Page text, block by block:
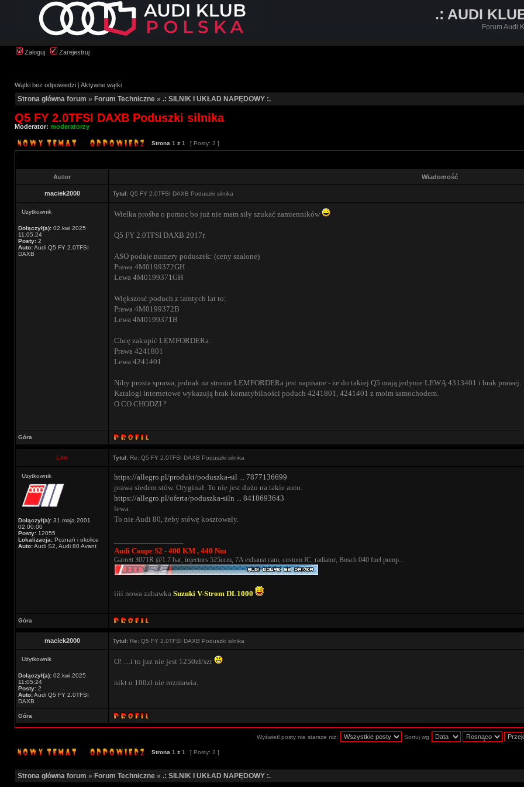
.: AUDI
Forum Audi
Zaloguj Zarejestruj
Wątki bez odpowiedzi | Aktywne wątki
Strona główna forum » Forum Techniczne » .: SILNIK I UKŁAD NAPĘDOWY :.
Q5 FY 2.0TFSI DAXB Poduszki silnika
Moderator: moderatorzy
Strona 1 z 1 [ Posty: 3 ]
Autor Wiadomość
maciek2000 Tytuł: Q5 FY 2.0TFSI DAXB Poduszki silnika
Użytkownik
Dołączył(a): 02.kwi.2025
11:05:24
Posty: 2
Auto:Audi Q5 FY 2.0TFSI
DAXB
Wielka prośba o pomoc bo już nie mam siły szukać zamienników
Q5 FY 2.0TFSI DAXB 2017r.
ASO podaje numery poduszek: (ceny szalone)
Prawa 4M0199372GH
Lewa 4M0199371GH
Większosć poduch z tamtych lat to:
Prawa 4M0199372B
Lewa 4M0199371B
Chcę zakupić LEMFORDERa:
Prawa 4241801
Lewa 4241401
Niby prosta sprawa, jednak na stronie LEMFORDERa jest napisane - że do takiej Q5 mają jedynie LEWĄ 4313401 i brak prawej.
Katalogi internetowe wykazują brak komatybilności poduch 4241801, 4241401 z moim samochodem.
O CO CHODZI ?
Góra
Leo Tytuł: Re: Q5 FY 2.0TFSI DAXB Poduszki silnika
Użytkownik
Dołączył(a): 31.maja.2001
02:00:00
Posty: 12055
Lokalizacja: Poznań i okolice
Auto:Audi S2, Audi 80 Avant
https://allegro.pl/produkt/poduszka-sil ... 7877136699
prawa siedem stów. Oryginał. To nie jest dużo na takie auto.
https://allegro.pl/oferta/poduszka-siln ... 8418693643
lewa.
To nie Audi 80, żeby stówę kosztowały.
Audi Coupe S2 - 400 KM , 440 Nm
Garrett 3071R @1.7 bar, injectors 525ccm, 7A exhaust cam, custom IC, radiator, Bosch 040 fuel pump...
iiii nowa zabawka Suzuki V-Strom DL1000
Góra
maciek2000 Tytuł: Re: Q5 FY 2.0TFSI DAXB Poduszki silnika
Użytkownik
Dołączył(a): 02.kwi.2025
11:05:24
Posty: 2
Auto:Audi Q5 FY 2.0TFSI
DAXB
O! ....i to juz nie jest 1250zł/szt
nikt o 100zł nie rozmawia.
Góra
Wyświetl posty nie starsze niż: Sortuj wg
Strona 1 z 1 [ Posty: 3 ]
Strona główna forum » Forum Techniczne » .: SILNIK I UKŁAD NAPĘDOWY :.